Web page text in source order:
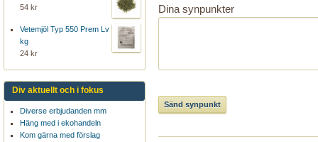
Dina synpunkter
54 kr
Vetemjöl Typ 550 Prem Lv
kg
24 kr
Div aktuellt och i fokus
Diverse erbjudanden mm
Häng med i ekohandeln
Kom gärna med förslag